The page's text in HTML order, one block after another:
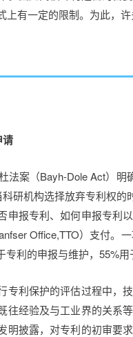
上有一定的限制。为此，
请
法案（Bayh-Dole Act）
科研机构选择放弃专利权
申报专利、如何申报专利
Office,TTO）支付。
专利的申报与维护，55%
专利保护的评估过程中，
往经验及与工业界的关系
明披露，对专利的初审要